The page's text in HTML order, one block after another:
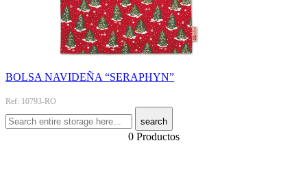
BOLSA NAVIDEÑA “SERAPHYN”
Ref: 10793-RO
search
0 Productos